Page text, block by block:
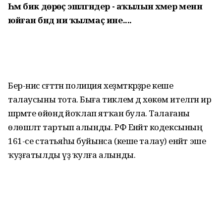
Һәм бик дөрөҫ эшләгәндер - аҡылын хәмер менән
юйған бәндә ни ҡылмаҫ ине....
Бер-нисә сәғәттән полиция хеҙмәткәрҙәре кеше
талаусыны тота. Быға тиклем дә хөкөм ителгән ир
шәрәмәте өйөндә йоҡлап ятҡан була. Талағаны
өлөшләтә тартып алынды. РФ Енәйәт кодексының
161-се статьяһы буйынса (кеше талау) енәйәт эше
ҡуҙғатылды үҙә ҡулға алынды.